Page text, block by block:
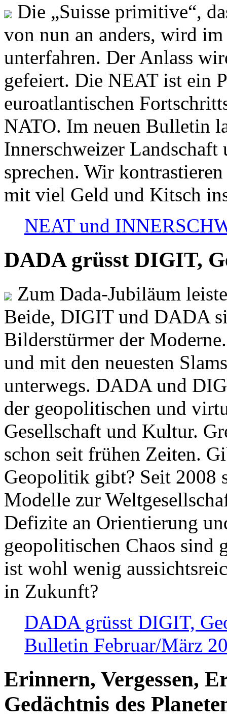
Die „Suisse primitive“,
von nun an anders, wird
unterfahren. Der Anlass
gefeiert. Die NEAT ist ein
euroatlantischen
NATO. Im neuen Bulletin
Innerschweizer
sprechen. Wir
mit viel Geld und Kitsch
NEAT und
DADA grüsst DIGIT,
Zum Dada-Jubiläum
Beide, DIGIT und DADA
Bilderstürmer der
und mit den neuesten
unterwegs. DADA und
der geopolitischen und
Gesellschaft und Kultur.
schon seit frühen Zeiten.
Geopolitik gibt? Seit 2008
Modelle zur
Defizite an Orientierung
geopolitischen Chaos sind
ist wohl wenig
in Zukunft?
DADA grüsst DIGIT,
Bulletin Februar/März
Erinnern, Vergessen,
Gedächtnis des